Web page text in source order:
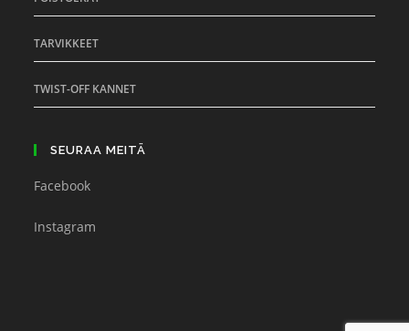
TARVIKKEET
TWIST-OFF KANNET
SEURAA MEITÄ
Facebook
Instagram